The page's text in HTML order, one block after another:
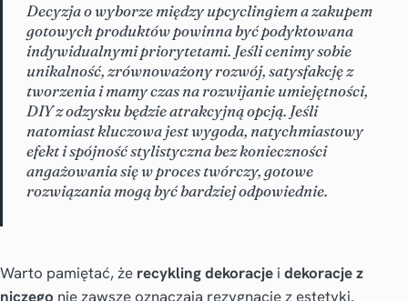
Decyzja o wyborze między upcyclingiem a zakupem
gotowych produktów powinna być podyktowana
indywidualnymi priorytetami. Jeśli cenimy sobie
unikalność, zrównoważony rozwój, satysfakcję z
tworzenia i mamy czas na rozwijanie umiejętności,
DIY z odzysku będzie atrakcyjną opcją. Jeśli
natomiast kluczowa jest wygoda, natychmiastowy
efekt i spójność stylistyczna bez konieczności
angażowania się w proces twórczy, gotowe
rozwiązania mogą być bardziej odpowiednie.
Warto pamiętać, że recykling dekoracje i dekoracje z
niczego nie zawsze oznaczają rezygnację z estetyki.